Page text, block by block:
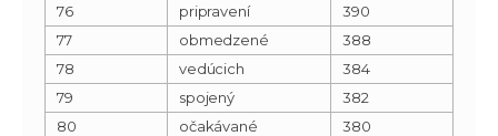
76
pripravení
390
77
obmedzené
388
78
vedúcich
384
79
spojený
382
80
očakávané
380